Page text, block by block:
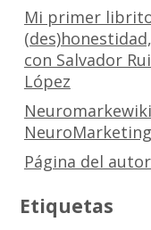
Mi primer
con Salvador
López
NeuroMarketing
Página del
Etiquetas